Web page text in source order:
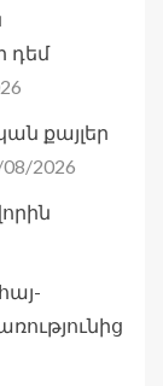
դեմ
քայլեր
2026